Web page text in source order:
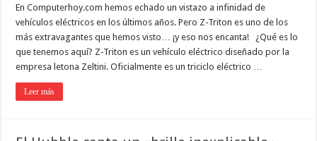
En Computerhoy.com hemos echado un vistazo a infinidad de
vehículos eléctricos en los últimos años. Pero Z-Triton es uno de los
más extravagantes que hemos visto… ¡y eso nos encanta! ¿Qué es lo
que tenemos aquí? Z-Triton es un vehículo eléctrico diseñado por la
empresa letona Zeltini. Oficialmente es un triciclo eléctrico …
Leer más